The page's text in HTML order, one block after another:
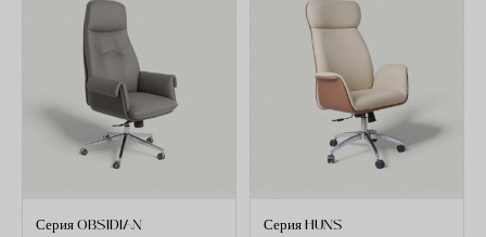
Серия OBSIDIAN Серия HUNS